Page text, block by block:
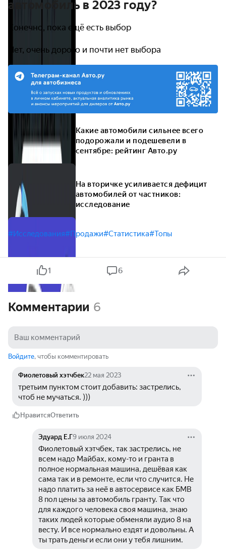
автомобиль в 2023 году?
Конечно, пока ещё есть выбор
Нет, очень дорого и почти нет выбора
Какие автомобили сильнее всего
подорожали и подешевели в
сентябре: рейтинг Авто.ру
На вторичке усиливается дефицит
автомобилей от частников:
исследование
#Исследования#Продажи#Статистика#Топы
1 6
Комментарии 6
Войдите, чтобы комментировать
Фиолетовый хэтчбек22 мая 2023
третьим пунктом стоит добавить: застрелись,
чтоб не мучаться. )))
НравитсяОтветить
Эдуард Е.Г9 июля 2024
Фиолетовый хэтчбек, так застрелись, не
всем надо Майбах, кому-то и гранта в
полное нормальная машина, дешёвая как
сама так и в ремонте, если что случится. Не
надо платить за неё в автосервисе как БМВ
8 пол цены за автомобиль гранту. Так что
для каждого человека своя машина, знаю
таких людей которые обменяли аудио 8 на
весту. И все нормально ездят и довольны. А
ты трать деньги если они у тебя лишним.